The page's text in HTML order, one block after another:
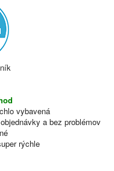
vybavená
a bez problémov
rýchle